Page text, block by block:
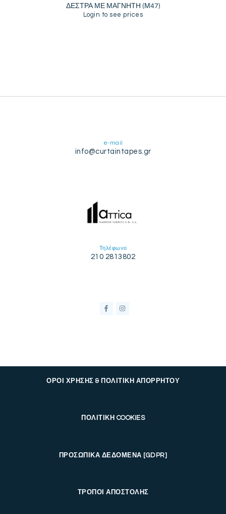
ΔΕΣΤΡΑ ΜΕ ΜΑΓΝΗΤΗ (Μ47)
Login to see prices
e-mail
info@curtaintapes.gr
Τηλέφωνο
210 2813802
ΟΡΟΙ ΧΡΗΣΗΣ & ΠΟΛΙΤΙΚΗ ΑΠΟΡΡΗΤΟΥ
ΠΟΛΙΤΙΚΗ COOKIES
ΠΡΟΣΩΠΙΚΑ ΔΕΔΟΜΕΝΑ [GDPR]
ΤΡΟΠΟΙ ΑΠΟΣΤΟΛΗΣ